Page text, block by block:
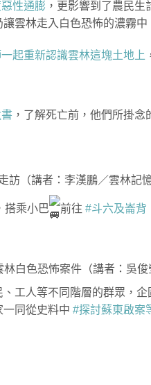
性通膨 ，更影響到了農民
讓雲林走入白色恐怖的濃霧中
起重新認識雲林這塊土地上
，了解死亡前，他們所掛念
訪（講者：李漢鵬／雲林記
搭乘小巴 前往 #斗六及崙背
白色恐怖案件（講者：吳俊
、工人等不同階層的群眾，
同從史料中 #探討蘇東啟案